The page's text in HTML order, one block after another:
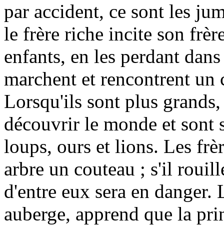
par accident, ce sont les
le frère riche incite son
enfants, en les perdant
marchent et rencontrent un
Lorsqu'ils sont plus
découvrir le monde et sont
loups, ours et lions. Les
arbre un couteau ; s'il
d'entre eux sera en
auberge, apprend que la